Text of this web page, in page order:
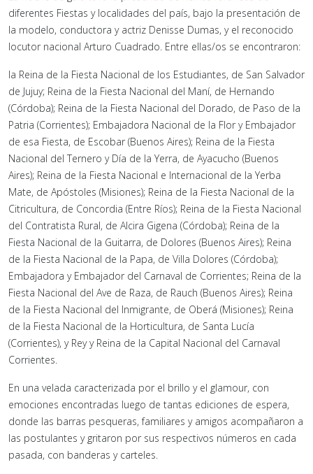
diferentes Fiestas y localidades del país, bajo la presentación de
la modelo, conductora y actriz Denisse Dumas, y el reconocido
locutor nacional Arturo Cuadrado. Entre ellas/os se encontraron:
la Reina de la Fiesta Nacional de los Estudiantes, de San Salvador
de Jujuy; Reina de la Fiesta Nacional del Maní, de Hernando
(Córdoba); Reina de la Fiesta Nacional del Dorado, de Paso de la
Patria (Corrientes); Embajadora Nacional de la Flor y Embajador
de esa Fiesta, de Escobar (Buenos Aires); Reina de la Fiesta
Nacional del Ternero y Día de la Yerra, de Ayacucho (Buenos
Aires); Reina de la Fiesta Nacional e Internacional de la Yerba
Mate, de Apóstoles (Misiones); Reina de la Fiesta Nacional de la
Citricultura, de Concordia (Entre Ríos); Reina de la Fiesta Nacional
del Contratista Rural, de Alcira Gigena (Córdoba); Reina de la
Fiesta Nacional de la Guitarra, de Dolores (Buenos Aires); Reina
de la Fiesta Nacional de la Papa, de Villa Dolores (Córdoba);
Embajadora y Embajador del Carnaval de Corrientes; Reina de la
Fiesta Nacional del Ave de Raza, de Rauch (Buenos Aires); Reina
de la Fiesta Nacional del Inmigrante, de Oberá (Misiones); Reina
de la Fiesta Nacional de la Horticultura, de Santa Lucía
(Corrientes), y Rey y Reina de la Capital Nacional del Carnaval
Corrientes.
En una velada caracterizada por el brillo y el glamour, con
emociones encontradas luego de tantas ediciones de espera,
donde las barras pesqueras, familiares y amigos acompañaron a
las postulantes y gritaron por sus respectivos números en cada
pasada, con banderas y carteles.